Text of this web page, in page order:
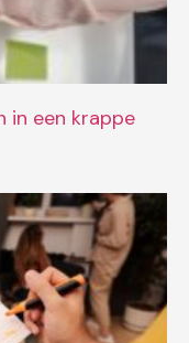
in een krappe